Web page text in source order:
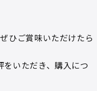
ひご賞味いただけたら
いただき、購入につ